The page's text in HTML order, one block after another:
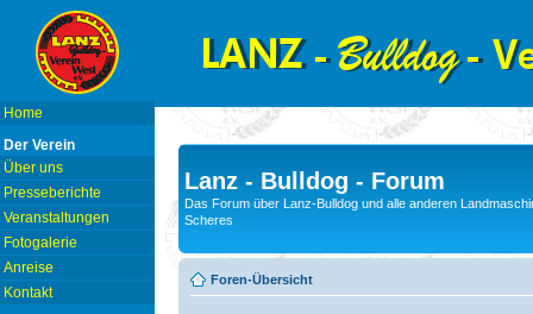
Home
Der Verein
Über uns
Presseberichte
Veranstaltungen
Fotogalerie
Anreise
Kontakt
Lanz - Bulldog - Forum
Das Forum über Lanz-Bulldog und alle anderen
Scheres
Foren-Übersicht